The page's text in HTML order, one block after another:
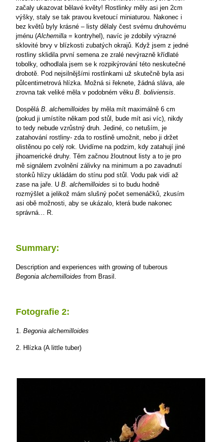
začaly ukazovat bělavé květy! Rostlinky měly asi jen 2cm
výšky, staly se tak pravou kvetoucí miniaturou. Nakonec i
bez květů byly krásné – listy dělaly čest svému druhovému
jménu (Alchemilla = kontryhel), navíc je zdobily výrazné
sklovité brvy v blízkosti zubatých okrajů. Když jsem z jedné
rostliny sklidila první semena ze zralé nevýrazně křídlaté
tobolky, odhodlala jsem se k rozpikýrování této neskutečné
drobotě. Pod nejsilnějšími rostlinkami už skutečně byla asi
půlcentimetrová hlízka. Možná si řeknete, žádná sláva, ale
zrovna tak veliké měla v podobném věku B. boliviensis.
Dospělá B. alchemilloides by měla mít maximálně 6 cm
(pokud ji umístíte někam pod stůl, bude mít asi víc), nikdy
to tedy nebude vzrůstný druh. Jediné, co netuším, je
zatahování rostliny- zda to rostlině umožnit, nebo ji držet
olistěnou po celý rok. Uvidíme na podzim, kdy zatahují jiné
jihoamerické druhy. Těm začnou žloutnout listy a to je pro
mě signálem zvolnění zálivky na minimum a po zavadnutí
stonků hlízy ukládám do stínu pod stůl. Vodu pak vidí až
zase na jaře. U B. alchemilloides si to budu hodně
rozmýšlet a jelikož mám slušný počet semenáčků, zkusím
asi obě možnosti, aby se ukázalo, která bude nakonec
správná… R.
Summary:
Description and experiences with growing of tuberous
Begonia alchemilloides from Brasil.
Fotografie 2:
1. Begonia alchemilloides
2. Hlízka (A little tuber)